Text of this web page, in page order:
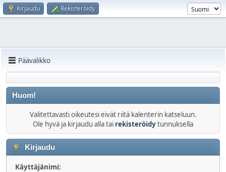
Kirjaudu Rekisteröidy
Päävalikko
Huom!
Valitettavasti oikeutesi eivät riitä kalenterin katseluun.
Ole hyvä ja kirjaudu alla tai rekisteröidytunnuksella
Kirjaudu
Käyttäjänimi: